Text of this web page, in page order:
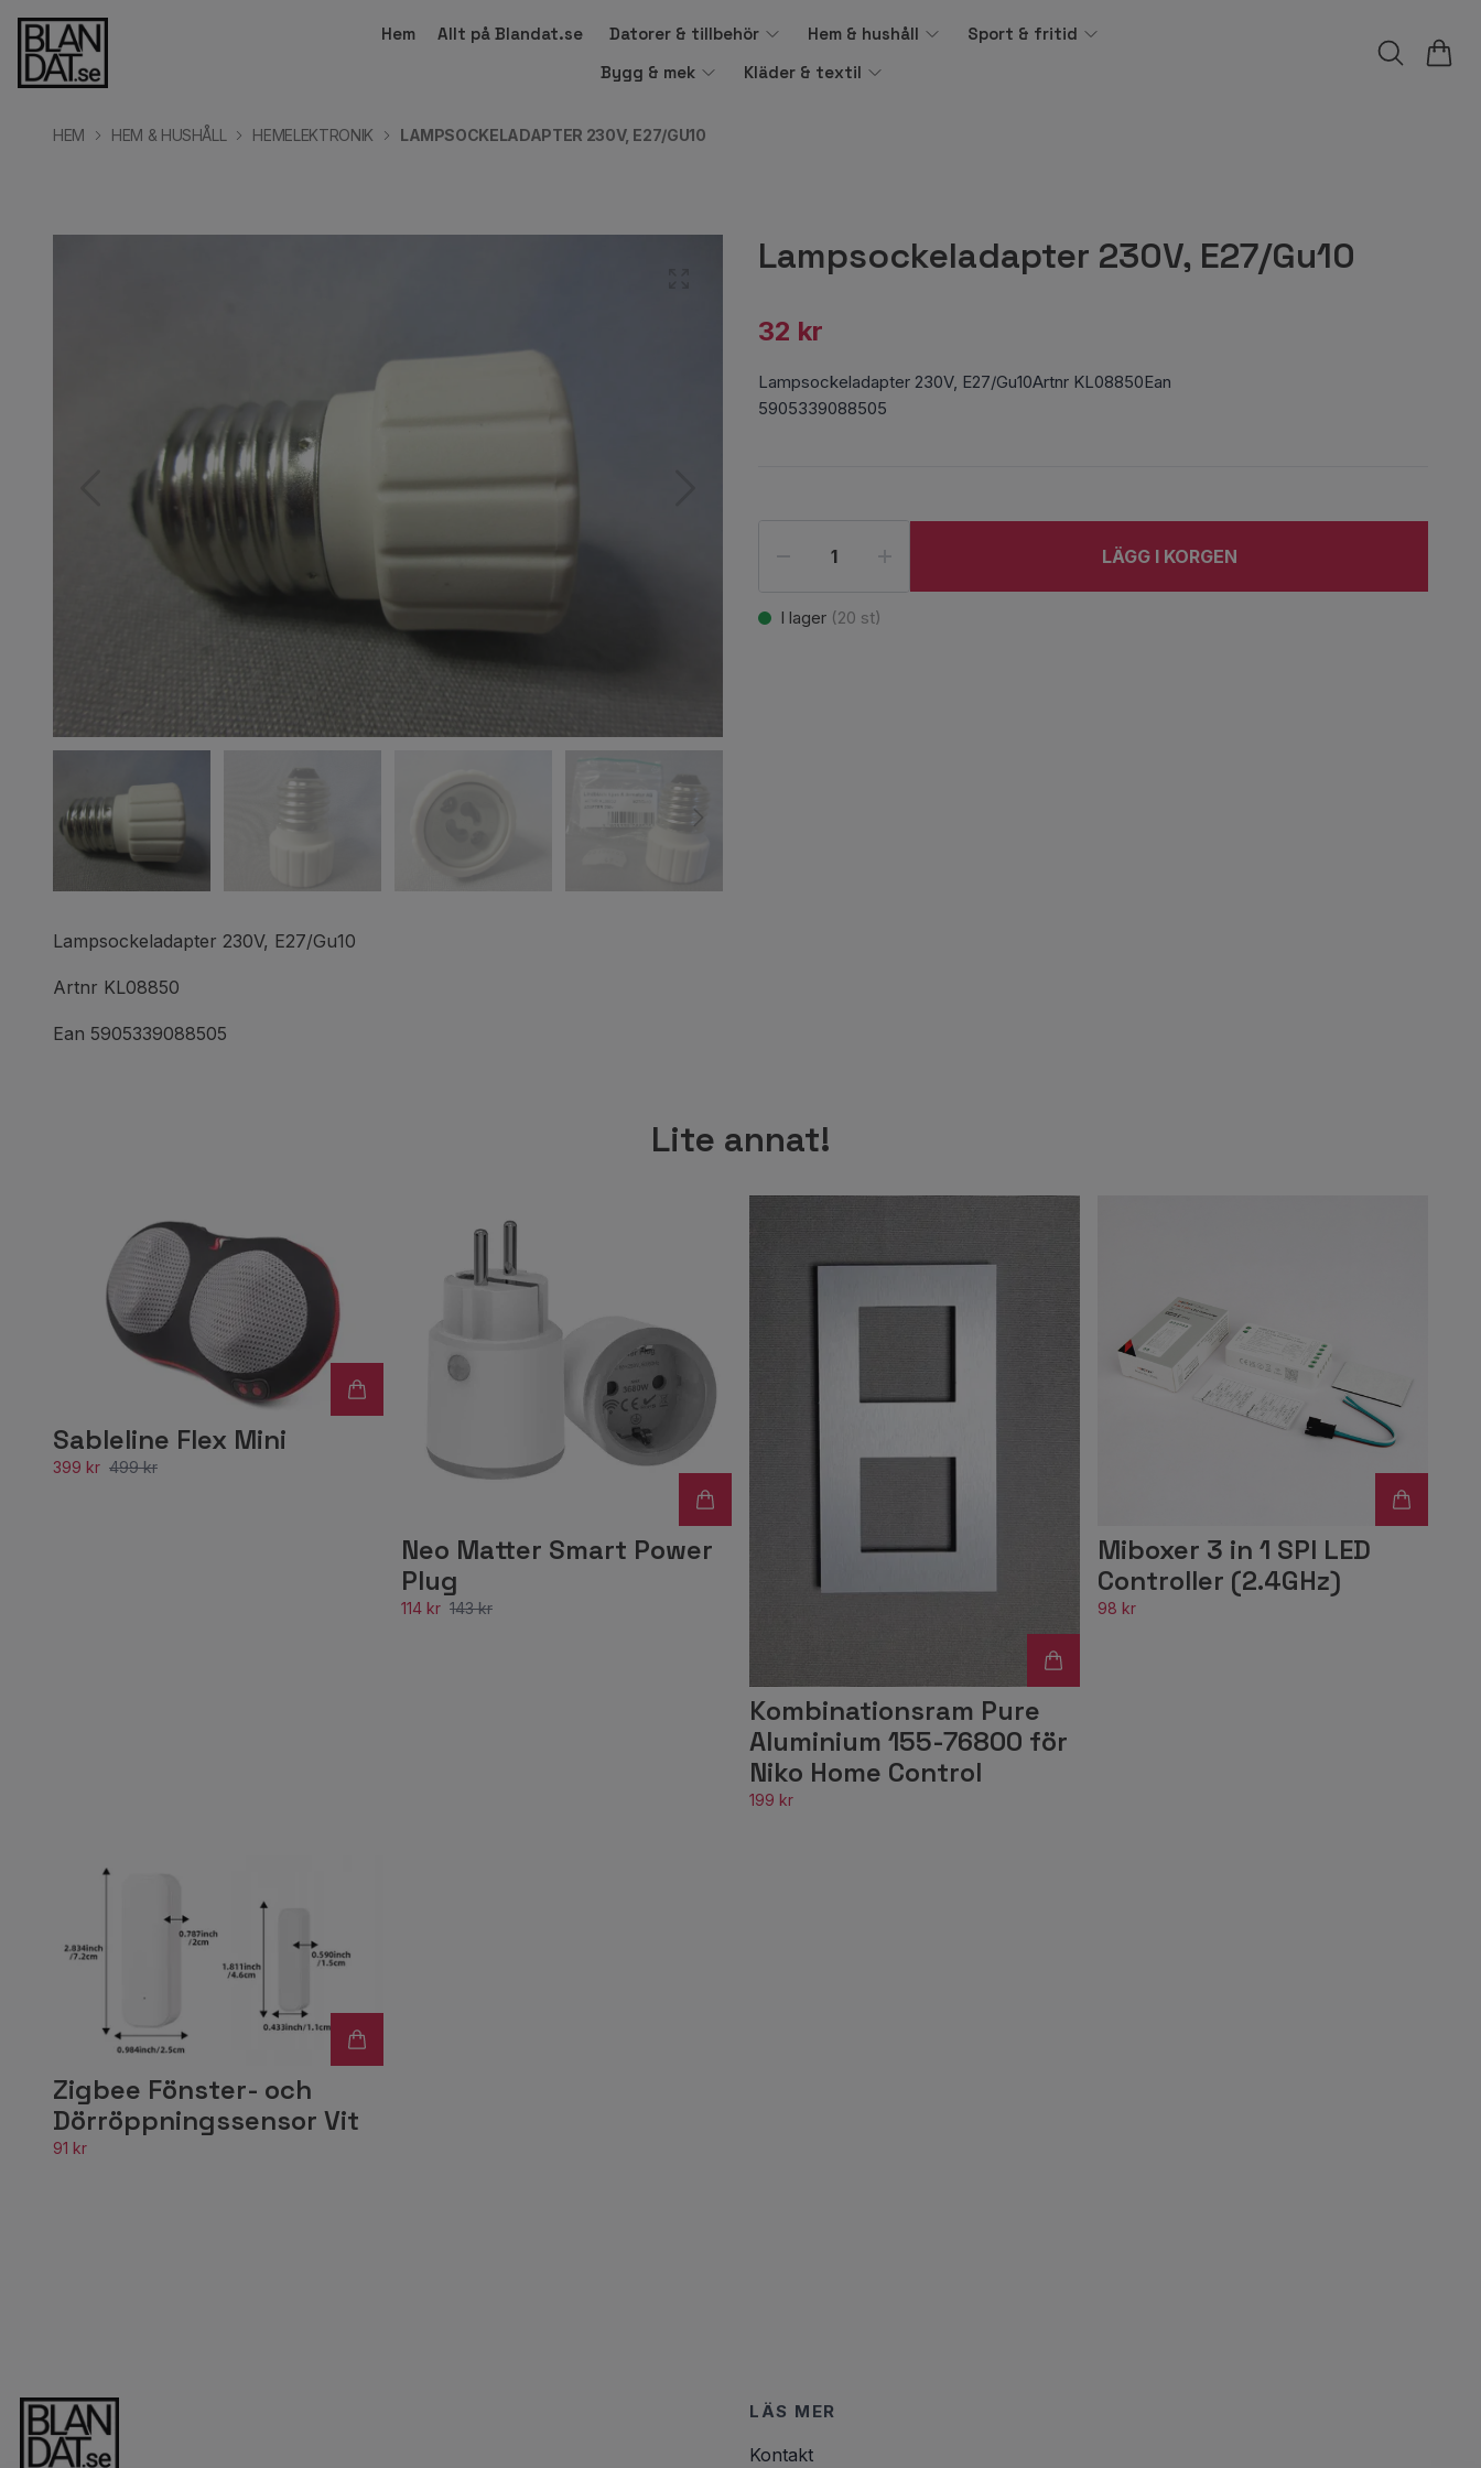
Hem Allt på Blandat.se Datorer & tillbehör Hem & hushåll
Sport & fritid
Bygg & mek
Kläder & textil
HEM HEM & HUSHÅLL HEMELEKTRONIK LAMPSOCKELADAPTER 230V, E27/GU10
Lampsockeladapter 230V, E27/Gu10
32 kr
Lampsockeladapter 230V, E27/Gu10Artnr KL08850Ean
5905339088505
LÄGG I KORGEN
I lager (20 st)
Lampsockeladapter 230V, E27/Gu10
Artnr KL08850
Ean 5905339088505
Lite annat!
Sableline Flex Mini
399 kr 499 kr
Neo Matter Smart Power
Plug
114 kr 143 kr
Kombinationsram Pure
Aluminium 155-76800 för
Niko Home Control
199 kr
Miboxer 3 in 1 SPI LED
Controller (2.4GHz)
98 kr
Zigbee Fönster- och
Dörröppningssensor Vit
91 kr
LÄS MER
Kontakt